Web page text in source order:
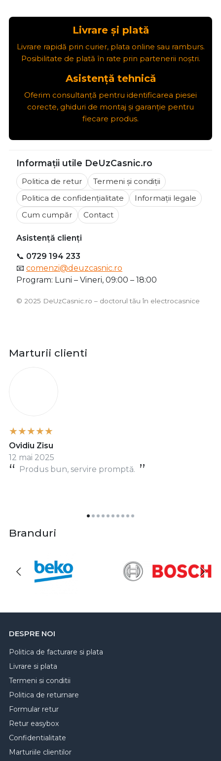
Livrare și plată
Livrare rapidă prin curier, plata online sau ramburs.
Posibilitate de plată în rate prin partenerii noștri.
Asistență tehnică
Oferim consultanță pentru identificarea piesei
corecte, ghiduri de montaj și garanție pentru
fiecare produs.
Informații utile DeUzCasnic.ro
Politica de retur
Termeni și condiții
Politica de confidențialitate
Informații legale
Cum cumpăr
Contact
Asistență clienți
📞 0729 194 233
📧 comenzi@deuzcasnic.ro
Program: Luni – Vineri, 09:00 – 18:00
©️ 2025 DeUzCasnic.ro – doctorul tău în electrocasnice
Marturii clienti
Produs bun, servire promptă.
Ovidiu Zisu
12 mai 2025
Branduri
DESPRE NOI
Politica de facturare si plata
Livrare si plata
Termeni si conditii
Politica de returnare
Formular retur
Retur easybox
Confidentialitate
Marturiile clientilor